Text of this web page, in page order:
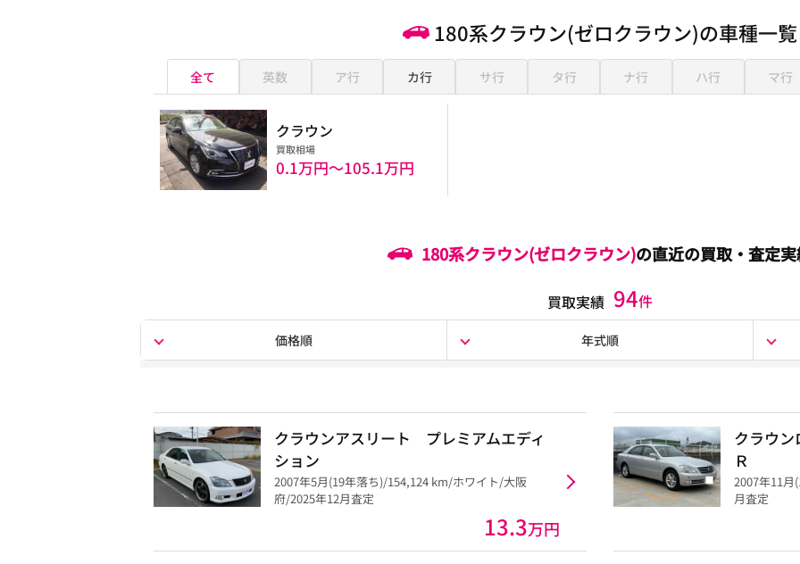
180系クラウン(ゼロクラウン)の車種一覧
全て 英数 ア行 カ行 サ行 タ行 ナ行 ハ行 マ行
クラウン
買取相場
0.1万円〜105.1万円
180系クラウン(ゼロクラウン)の直近の買取・査定
買取実績 94件
価格順 年式順
クラウンアスリート プレミアムエディ
ション
2007年5月(19年落ち)/154,124 km/ホワイト/大阪
府/2025年12月査定
13.3万円
クラウ
Ｒ
2007年11
月査定